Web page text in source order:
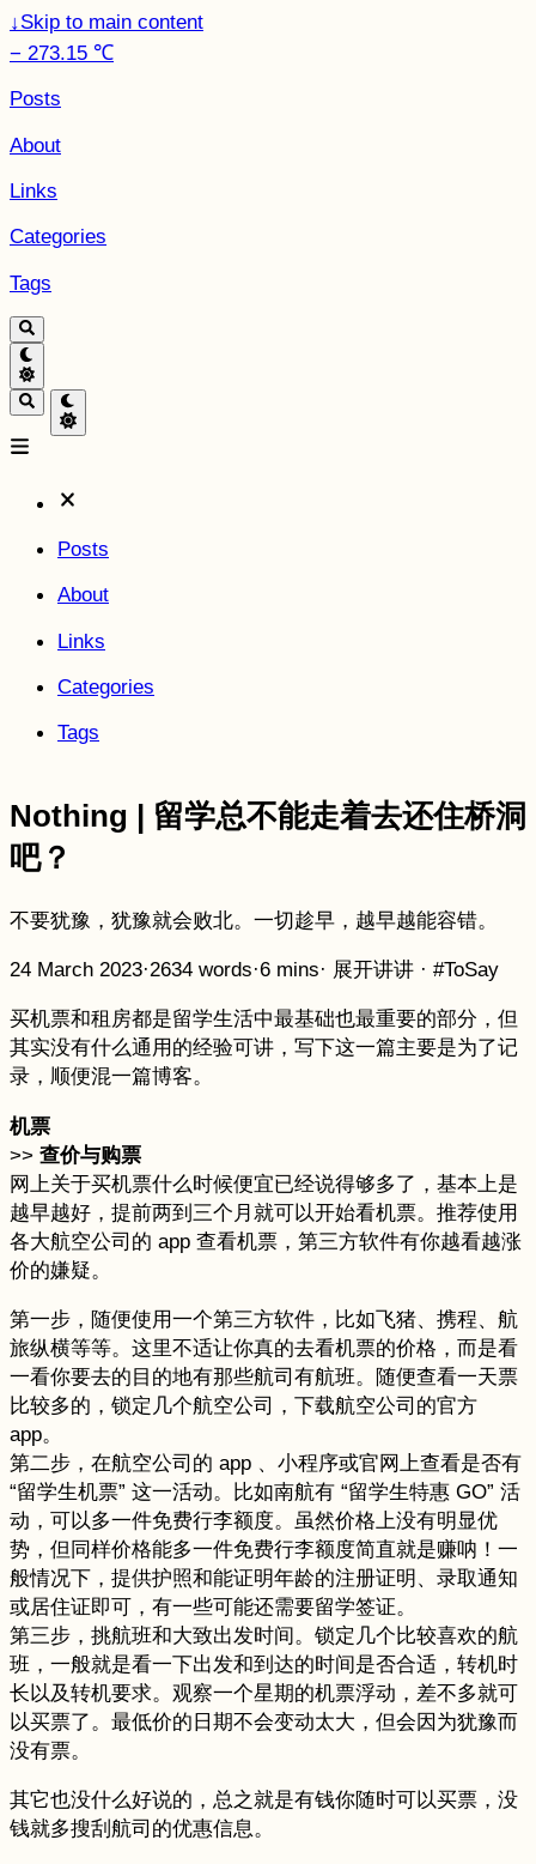
↓Skip to main content
− 273.15 ℃
Posts
About
Links
Categories
Tags
Posts
About
Links
Categories
Tags
Nothing | 留学总不能走着去还住桥洞
吧？
不要犹豫，犹豫就会败北。一切趁早，越早越能容错。
24 March 2023·2634 words·6 mins· 展开讲讲 · #ToSay
买机票和租房都是留学生活中最基础也最重要的部分，但
其实没有什么通用的经验可讲，写下这一篇主要是为了记
录，顺便混一篇博客。
机票
>> 查价与购票
网上关于买机票什么时候便宜已经说得够多了，基本上是
越早越好，提前两到三个月就可以开始看机票。推荐使用
各大航空公司的 app 查看机票，第三方软件有你越看越涨
价的嫌疑。
第一步，随便使用一个第三方软件，比如飞猪、携程、航
旅纵横等等。这里不适让你真的去看机票的价格，而是看
一看你要去的目的地有那些航司有航班。随便查看一天票
比较多的，锁定几个航空公司，下载航空公司的官方
app。
第二步，在航空公司的 app 、小程序或官网上查看是否有
“留学生机票” 这一活动。比如南航有 “留学生特惠 GO” 活
动，可以多一件免费行李额度。虽然价格上没有明显优
势，但同样价格能多一件免费行李额度简直就是赚呐！一
般情况下，提供护照和能证明年龄的注册证明、录取通知
或居住证即可，有一些可能还需要留学签证。
第三步，挑航班和大致出发时间。锁定几个比较喜欢的航
班，一般就是看一下出发和到达的时间是否合适，转机时
长以及转机要求。观察一个星期的机票浮动，差不多就可
以买票了。最低价的日期不会变动太大，但会因为犹豫而
没有票。
其它也没什么好说的，总之就是有钱你随时可以买票，没
钱就多搜刮航司的优惠信息。